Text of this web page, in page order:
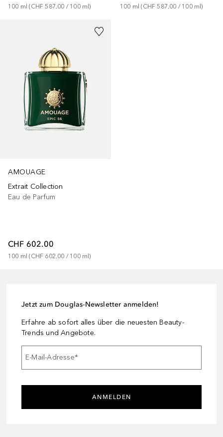
100 ml (CHF 587.00 / 100 ml) 100 ml (CHF 587.00 / 100 ml)
AMOUAGE
Extrait Collection
Eau de Parfum
CHF 602.00
100 ml (CHF 602.00 / 100 ml)
Jetzt zum Douglas-Newsletter anmelden!
Erfahre ab sofort alles über die neuesten Beauty-
Trends und Angebote.
E-Mail-Adresse*
ANMELDEN